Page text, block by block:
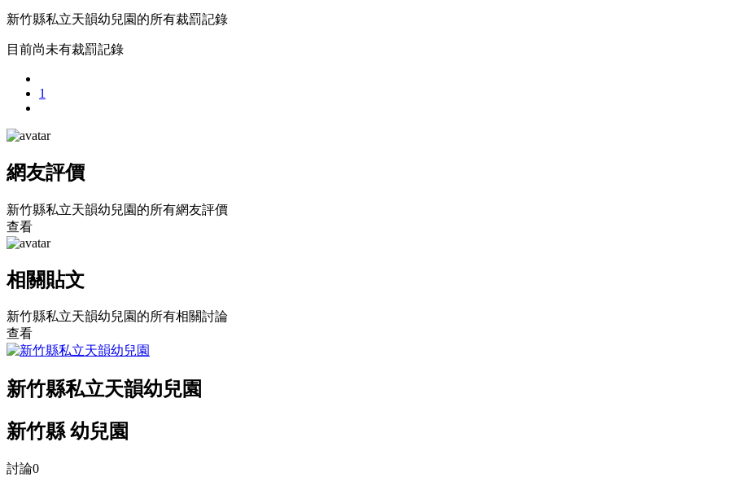
新竹縣私立天韻幼兒園的所有裁罰記錄
目前尚未有裁罰記錄
1
網友評價
新竹縣私立天韻幼兒園的所有網友評價
查看
相關貼文
新竹縣私立天韻幼兒園的所有相關討論
查看
新竹縣私立天韻幼兒園
新竹縣 幼兒園
討論0